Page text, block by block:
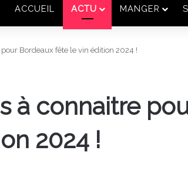
ACCUEIL ACTU MANGER
Bordeaux fête le vin édition 2024 !
à connaitre
2024 !